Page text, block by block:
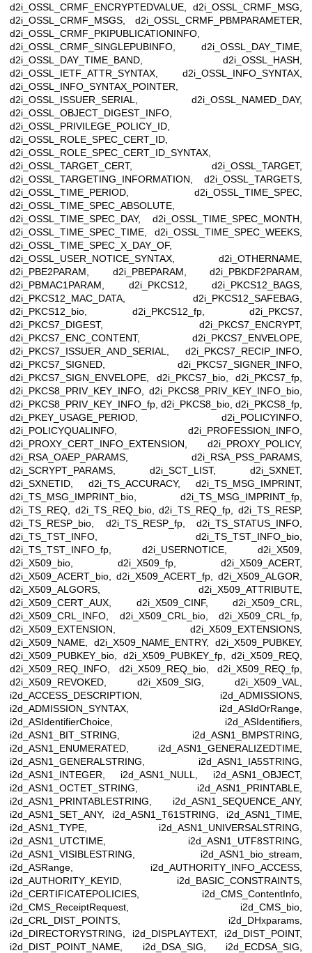
d2i_OSSL_CRMF_ENCRYPTEDVALUE, d2i_OSSL_CRMF_MSG,
d2i_OSSL_CRMF_MSGS, d2i_OSSL_CRMF_PBMPARAMETER,
d2i_OSSL_CRMF_PKIPUBLICATIONINFO,
d2i_OSSL_CRMF_SINGLEPUBINFO, d2i_OSSL_DAY_TIME,
d2i_OSSL_DAY_TIME_BAND, d2i_OSSL_HASH,
d2i_OSSL_IETF_ATTR_SYNTAX, d2i_OSSL_INFO_SYNTAX,
d2i_OSSL_INFO_SYNTAX_POINTER,
d2i_OSSL_ISSUER_SERIAL, d2i_OSSL_NAMED_DAY,
d2i_OSSL_OBJECT_DIGEST_INFO,
d2i_OSSL_PRIVILEGE_POLICY_ID,
d2i_OSSL_ROLE_SPEC_CERT_ID,
d2i_OSSL_ROLE_SPEC_CERT_ID_SYNTAX,
d2i_OSSL_TARGET_CERT, d2i_OSSL_TARGET,
d2i_OSSL_TARGETING_INFORMATION, d2i_OSSL_TARGETS,
d2i_OSSL_TIME_PERIOD, d2i_OSSL_TIME_SPEC,
d2i_OSSL_TIME_SPEC_ABSOLUTE,
d2i_OSSL_TIME_SPEC_DAY, d2i_OSSL_TIME_SPEC_MONTH,
d2i_OSSL_TIME_SPEC_TIME, d2i_OSSL_TIME_SPEC_WEEKS,
d2i_OSSL_TIME_SPEC_X_DAY_OF,
d2i_OSSL_USER_NOTICE_SYNTAX, d2i_OTHERNAME,
d2i_PBE2PARAM, d2i_PBEPARAM, d2i_PBKDF2PARAM,
d2i_PBMAC1PARAM, d2i_PKCS12, d2i_PKCS12_BAGS,
d2i_PKCS12_MAC_DATA, d2i_PKCS12_SAFEBAG,
d2i_PKCS12_bio, d2i_PKCS12_fp, d2i_PKCS7,
d2i_PKCS7_DIGEST, d2i_PKCS7_ENCRYPT,
d2i_PKCS7_ENC_CONTENT, d2i_PKCS7_ENVELOPE,
d2i_PKCS7_ISSUER_AND_SERIAL, d2i_PKCS7_RECIP_INFO,
d2i_PKCS7_SIGNED, d2i_PKCS7_SIGNER_INFO,
d2i_PKCS7_SIGN_ENVELOPE, d2i_PKCS7_bio, d2i_PKCS7_fp,
d2i_PKCS8_PRIV_KEY_INFO, d2i_PKCS8_PRIV_KEY_INFO_bio,
d2i_PKCS8_PRIV_KEY_INFO_fp, d2i_PKCS8_bio, d2i_PKCS8_fp,
d2i_PKEY_USAGE_PERIOD, d2i_POLICYINFO,
d2i_POLICYQUALINFO, d2i_PROFESSION_INFO,
d2i_PROXY_CERT_INFO_EXTENSION, d2i_PROXY_POLICY,
d2i_RSA_OAEP_PARAMS, d2i_RSA_PSS_PARAMS,
d2i_SCRYPT_PARAMS, d2i_SCT_LIST, d2i_SXNET,
d2i_SXNETID, d2i_TS_ACCURACY, d2i_TS_MSG_IMPRINT,
d2i_TS_MSG_IMPRINT_bio, d2i_TS_MSG_IMPRINT_fp,
d2i_TS_REQ, d2i_TS_REQ_bio, d2i_TS_REQ_fp, d2i_TS_RESP,
d2i_TS_RESP_bio, d2i_TS_RESP_fp, d2i_TS_STATUS_INFO,
d2i_TS_TST_INFO, d2i_TS_TST_INFO_bio,
d2i_TS_TST_INFO_fp, d2i_USERNOTICE, d2i_X509,
d2i_X509_bio, d2i_X509_fp, d2i_X509_ACERT,
d2i_X509_ACERT_bio, d2i_X509_ACERT_fp, d2i_X509_ALGOR,
d2i_X509_ALGORS, d2i_X509_ATTRIBUTE,
d2i_X509_CERT_AUX, d2i_X509_CINF, d2i_X509_CRL,
d2i_X509_CRL_INFO, d2i_X509_CRL_bio, d2i_X509_CRL_fp,
d2i_X509_EXTENSION, d2i_X509_EXTENSIONS,
d2i_X509_NAME, d2i_X509_NAME_ENTRY, d2i_X509_PUBKEY,
d2i_X509_PUBKEY_bio, d2i_X509_PUBKEY_fp, d2i_X509_REQ,
d2i_X509_REQ_INFO, d2i_X509_REQ_bio, d2i_X509_REQ_fp,
d2i_X509_REVOKED, d2i_X509_SIG, d2i_X509_VAL,
i2d_ACCESS_DESCRIPTION, i2d_ADMISSIONS,
i2d_ADMISSION_SYNTAX, i2d_ASIdOrRange,
i2d_ASIdentifierChoice, i2d_ASIdentifiers,
i2d_ASN1_BIT_STRING, i2d_ASN1_BMPSTRING,
i2d_ASN1_ENUMERATED, i2d_ASN1_GENERALIZEDTIME,
i2d_ASN1_GENERALSTRING, i2d_ASN1_IA5STRING,
i2d_ASN1_INTEGER, i2d_ASN1_NULL, i2d_ASN1_OBJECT,
i2d_ASN1_OCTET_STRING, i2d_ASN1_PRINTABLE,
i2d_ASN1_PRINTABLESTRING, i2d_ASN1_SEQUENCE_ANY,
i2d_ASN1_SET_ANY, i2d_ASN1_T61STRING, i2d_ASN1_TIME,
i2d_ASN1_TYPE, i2d_ASN1_UNIVERSALSTRING,
i2d_ASN1_UTCTIME, i2d_ASN1_UTF8STRING,
i2d_ASN1_VISIBLESTRING, i2d_ASN1_bio_stream,
i2d_ASRange, i2d_AUTHORITY_INFO_ACCESS,
i2d_AUTHORITY_KEYID, i2d_BASIC_CONSTRAINTS,
i2d_CERTIFICATEPOLICIES, i2d_CMS_ContentInfo,
i2d_CMS_ReceiptRequest, i2d_CMS_bio,
i2d_CRL_DIST_POINTS, i2d_DHxparams,
i2d_DIRECTORYSTRING, i2d_DISPLAYTEXT, i2d_DIST_POINT,
i2d_DIST_POINT_NAME, i2d_DSA_SIG, i2d_ECDSA_SIG,